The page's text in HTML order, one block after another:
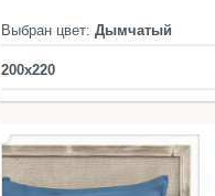
Выбран цвет:Дымчатый
200x220